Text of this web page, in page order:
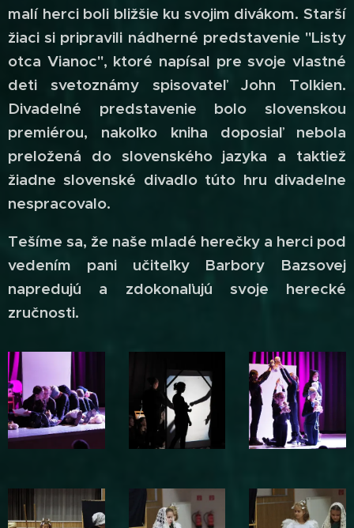
malí herci boli bližšie ku svojim divákom. Starší
žiaci si pripravili nádherné predstavenie "Listy
otca Vianoc", ktoré napísal pre svoje vlastné
deti svetoznámy spisovateľ John Tolkien.
Divadelné predstavenie bolo slovenskou
premiérou, nakoľko kniha doposiaľ nebola
preložená do slovenského jazyka a taktiež
žiadne slovenské divadlo túto hru divadelne
nespracovalo.
Tešíme sa, že naše mladé herečky a herci pod
vedením pani učiteľky Barbory Bazsovej
napredujú a zdokonaľujú svoje herecké
zručnosti.